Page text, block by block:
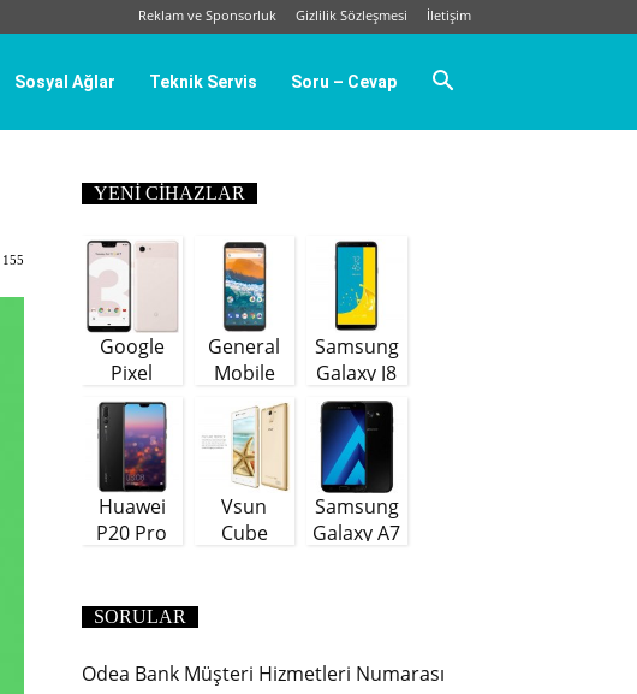
Reklam ve Sponsorluk Gizlilik Sözleşmesi İletişim
Sosyal Ağlar Teknik Servis Soru – Cevap
155
YENI CIHAZLAR
Google
Pixel
General
Mobile
GM9 Plus
Samsung
Galaxy J8
(64 GB)
Huawei
P20 Pro
Vsun
Cube
Samsung
Galaxy A7
SORULAR
Odea Bank Müşteri Hizmetleri Numarası